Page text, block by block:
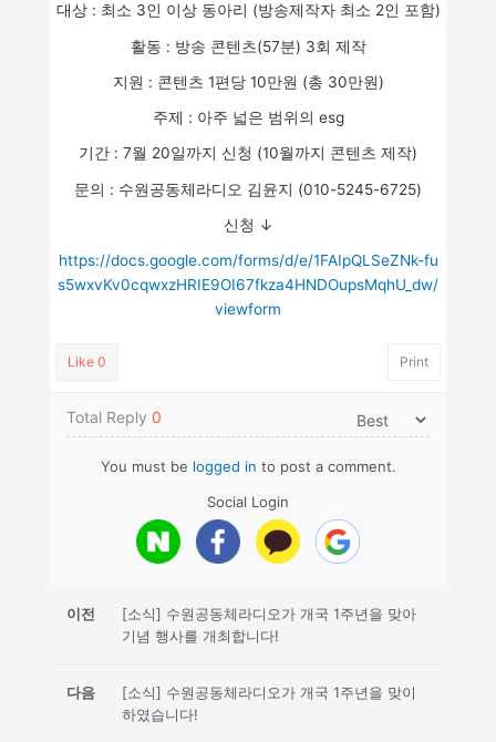
대상 : 최소 3인 이상 동아리 (방송제작자 최소 2인 포함)
활동 : 방송 콘텐츠(57분) 3회 제작
지원 : 콘텐츠 1편당 10만원 (총 30만원)
주제 : 아주 넓은 범위의 esg
기간 : 7월 20일까지 신청 (10월까지 콘텐츠 제작)
문의 : 수원공동체라디오 김윤지 (010-5245-6725)
신청 ↓
https://docs.google.com/forms/d/e/1FAIpQLSeZNk-fu
s5wxvKv0cqwxzHRIE9OI67fkza4HNDOupsMqhU_dw/
viewform
Like 0 Print
Total Reply 0
You must be logged in to post a comment.
Social Login
이전
[소식] 수원공동체라디오가 개국 1주년을 맞아
기념 행사를 개최합니다!
[소식] 수원공동체라디오가 개국 1주년을 맞이
하였습니다!
다음